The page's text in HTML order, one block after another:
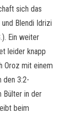
sich das
Blendi Idrizi
Ein weiter
leider knapp
Oroz mit einem
den 3:2-
Bülter in der
beim